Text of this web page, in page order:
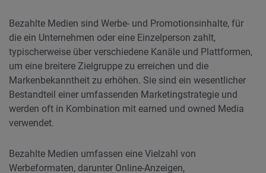
Bezahlte Medien sind Werbe- und Promotionsinhalte, für
die ein Unternehmen oder eine Einzelperson zahlt,
typischerweise über verschiedene Kanäle und Plattformen,
um eine breitere Zielgruppe zu erreichen und die
Markenbekanntheit zu erhöhen. Sie sind ein wesentlicher
Bestandteil einer umfassenden Marketingstrategie und
werden oft in Kombination mit earned und owned Media
verwendet.
Bezahlte Medien umfassen eine Vielzahl von
Werbeformaten, darunter Online-Anzeigen,